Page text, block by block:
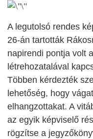
A legutolsó rendes
26-án tartották
napirendi pontja volt
létrehozatalával
Többen kérdezték
lehetőség, hogy
elhangzottakat. A
az egyik képviselő
rögzítse a